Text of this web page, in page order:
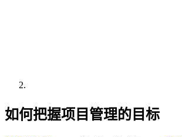
如何把握项目管理的目标